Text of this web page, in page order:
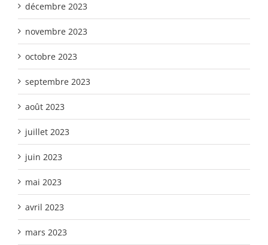
décembre 2023
novembre 2023
octobre 2023
septembre 2023
août 2023
juillet 2023
juin 2023
mai 2023
avril 2023
mars 2023